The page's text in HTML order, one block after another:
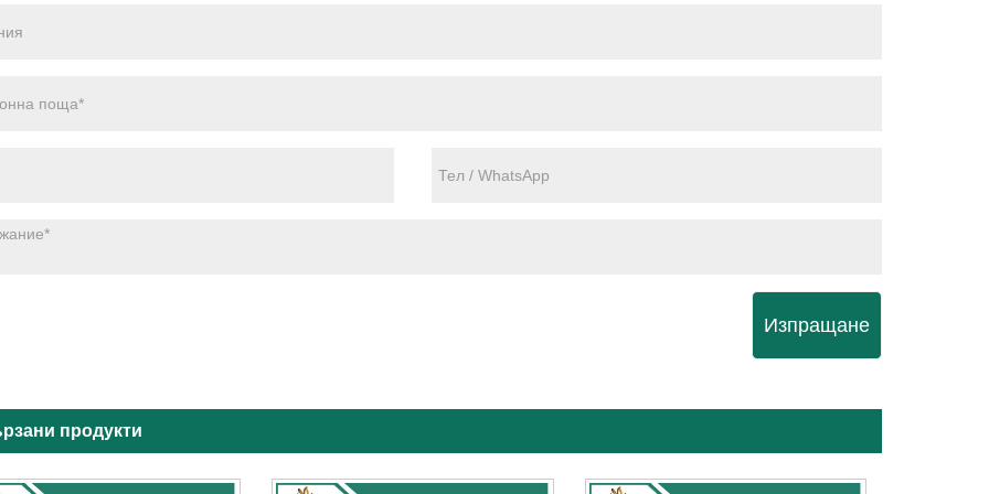
Изпращане
продукти